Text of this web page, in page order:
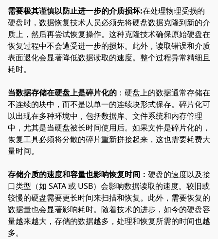
需要极其谨慎以防止进一步的介质损坏:在处理物理受损的
硬盘时，数据恢复技术人员必须先将硬盘数据克隆到新的介
质上，然后再尝试恢复操作。这种克隆技术确保原始硬盘在
恢复过程中不会遭受进一步的损坏。此外，读取错误和介质
表面退化会显著降低数据读取的速度。整个过程异常精细且
耗时。
当数据存储在硬盘上是碎片化的 ：硬盘上的数据通常存储在
不连续的块中，而不是以单一的连续块形式保存。碎片化可
以出现在多种环境中，包括数据库、文件系统和内存管理
中，尤其是当硬盘被长时间使用后。如果文件是碎片化的，
恢复工具必须将分散的碎片重新拼接起来，这也需要耗费大
量时间。
存储介质的速度和容量也影响恢复时间： 硬盘的速度以及接
口类型（如 SATA 或 USB）会影响数据读取的速度。较旧或
较慢的硬盘需要更长时间来扫描和恢复。此外，需要恢复的
数据量也会显著影响耗时。随着技术的进步，如今的硬盘容
量越来越大，存储的数据越多，处理和恢复所需的时间也越
多。